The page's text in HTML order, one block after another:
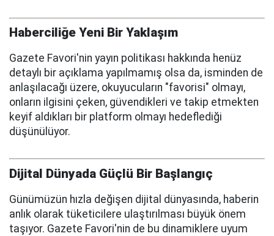
Haberciliğe Yeni Bir Yaklaşım
Gazete Favori'nin yayın politikası hakkında henüz
detaylı bir açıklama yapılmamış olsa da, isminden de
anlaşılacağı üzere, okuyucuların "favorisi" olmayı,
onların ilgisini çeken, güvendikleri ve takip etmekten
keyif aldıkları bir platform olmayı hedeflediği
düşünülüyor.
Dijital Dünyada Güçlü Bir Başlangıç
Günümüzün hızla değişen dijital dünyasında, haberin
anlık olarak tüketicilere ulaştırılması büyük önem
taşıyor. Gazete Favori'nin de bu dinamiklere uyum